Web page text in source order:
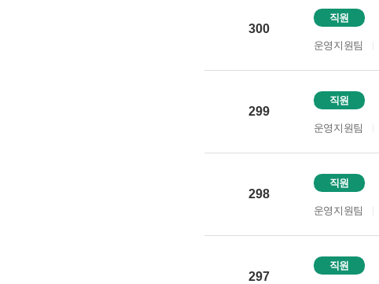
300
직원
운영지원팀
299
직원
운영지원팀
298
직원
운영지원팀
297
직원